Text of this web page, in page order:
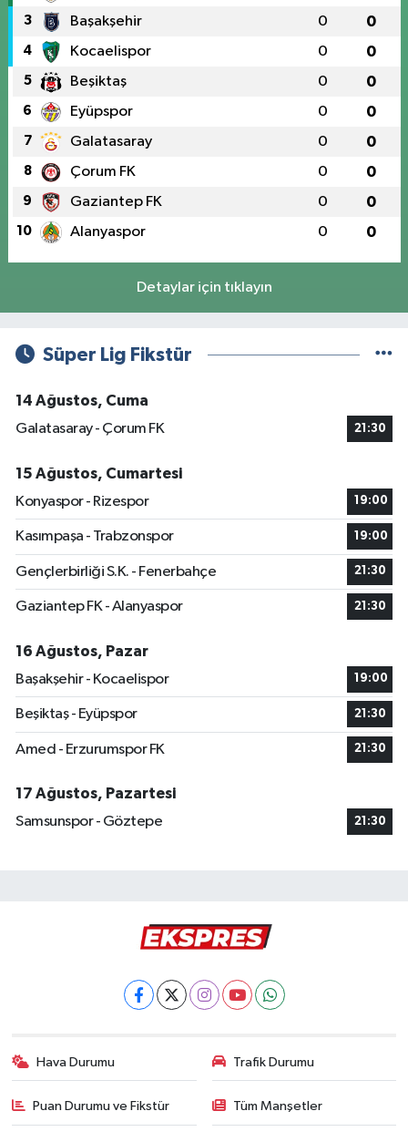
3 Başakşehir 0 0
4 Kocaelispor 0 0
5 Beşiktaş 0 0
6 Eyüpspor 0 0
7 Galatasaray 0 0
8 Çorum FK 0 0
9 Gaziantep FK 0 0
10 Alanyaspor 0 0
Detaylar için tıklayın
Süper Lig Fikstür
14 Ağustos, Cuma
Galatasaray - Çorum FK
21:30
15 Ağustos, Cumartesi
Konyaspor - Rizespor
19:00
Kasımpaşa - Trabzonspor 19:00
Gençlerbirliği S.K. - Fenerbahçe 21:30
Gaziantep FK - Alanyaspor 21:30
16 Ağustos, Pazar
Başakşehir - Kocaelispor
19:00
Beşiktaş - Eyüpspor 21:30
Amed - Erzurumspor FK 21:30
17 Ağustos, Pazartesi
Samsunspor - Göztepe
21:30
Hava Durumu Trafik Durumu
Puan Durumu ve Fikstür Tüm Manşetler